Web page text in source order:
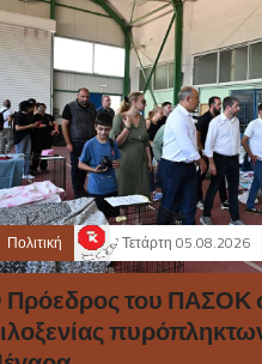
Πολιτική Τετάρτη 05.08.2026
του ΠΑΣΟΚ